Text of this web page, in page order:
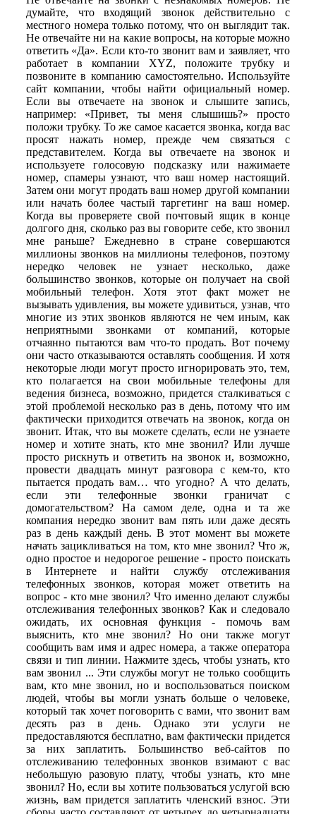
думайте, что входящий звонок действительно с
местного номера только потому, что он выглядит так.
Не отвечайте ни на какие вопросы, на которые можно
ответить «Да». Если кто-то звонит вам и заявляет, что
работает в компании XYZ, положите трубку и
позвоните в компанию самостоятельно. Используйте
сайт компании, чтобы найти официальный номер.
Если вы отвечаете на звонок и слышите запись,
например: «Привет, ты меня слышишь?» просто
положи трубку. То же самое касается звонка, когда вас
просят нажать номер, прежде чем связаться с
представителем. Когда вы отвечаете на звонок и
используете голосовую подсказку или нажимаете
номер, спамеры узнают, что ваш номер настоящий.
Затем они могут продать ваш номер другой компании
или начать более частый таргетинг на ваш номер.
Когда вы проверяете свой почтовый ящик в конце
долгого дня, сколько раз вы говорите себе, кто звонил
мне раньше? Ежедневно в стране совершаются
миллионы звонков на миллионы телефонов, поэтому
нередко человек не узнает несколько, даже
большинство звонков, которые он получает на свой
мобильный телефон. Хотя этот факт может не
вызывать удивления, вы можете удивиться, узнав, что
многие из этих звонков являются не чем иным, как
неприятными звонками от компаний, которые
отчаянно пытаются вам что-то продать. Вот почему
они часто отказываются оставлять сообщения. И хотя
некоторые люди могут просто игнорировать это, тем,
кто полагается на свои мобильные телефоны для
ведения бизнеса, возможно, придется сталкиваться с
этой проблемой несколько раз в день, потому что им
фактически приходится отвечать на звонок, когда он
звонит. Итак, что вы можете сделать, если не узнаете
номер и хотите знать, кто мне звонил? Или лучше
просто рискнуть и ответить на звонок и, возможно,
провести двадцать минут разговора с кем-то, кто
пытается продать вам… что угодно? А что делать,
если эти телефонные звонки граничат с
домогательством? На самом деле, одна и та же
компания нередко звонит вам пять или даже десять
раз в день каждый день. В этот момент вы можете
начать зацикливаться на том, кто мне звонил? Что ж,
одно простое и недорогое решение - просто поискать
в Интернете и найти службу отслеживания
телефонных звонков, которая может ответить на
вопрос - кто мне звонил? Что именно делают службы
отслеживания телефонных звонков? Как и следовало
ожидать, их основная функция - помочь вам
выяснить, кто мне звонил? Но они также могут
сообщить вам имя и адрес номера, а также оператора
связи и тип линии. Нажмите здесь, чтобы узнать, кто
вам звонил ... Эти службы могут не только сообщить
вам, кто мне звонил, но и воспользоваться поиском
людей, чтобы вы могли узнать больше о человеке,
который так хочет поговорить с вами, что звонит вам
десять раз в день. Однако эти услуги не
предоставляются бесплатно, вам фактически придется
за них заплатить. Большинство веб-сайтов по
отслеживанию телефонных звонков взимают с вас
небольшую разовую плату, чтобы узнать, кто мне
звонил? Но, если вы хотите пользоваться услугой всю
жизнь, вам придется заплатить членский взнос. Эти